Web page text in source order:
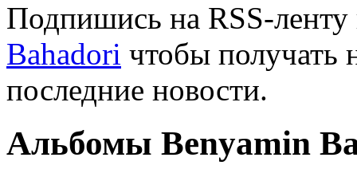
Подпишись на RSS-
Bahadori чтобы получать
последние новости.
Альбомы Benyamin